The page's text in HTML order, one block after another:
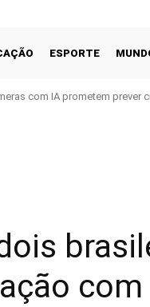
ESPORTE
com IA prometem prever
com